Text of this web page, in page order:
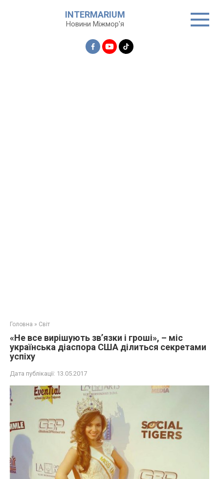
INTERMARIUM
Новини Міжмор'я
Головна » Світ
«Не все вирішують зв’язки і гроші», – міс
українська діаспора США ділиться секретами
успіху
Дата публікації: 13.05.2017